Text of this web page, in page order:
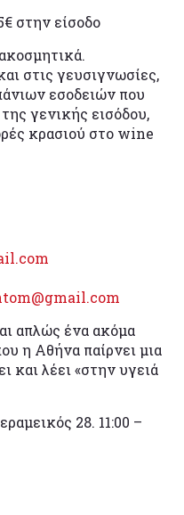
στην είσοδο
στις γευσιγνωσίες,
εσοδειών που
γενικής εισόδου,
κρασιού στο wine
απλώς ένα ακόμα
η Αθήνα παίρνει μια
και λέει «στην υγειά
28. 11:00 –